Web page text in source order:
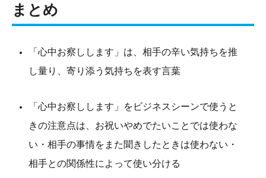
まとめ
「心中お察しします」は、相手の辛い気持ちを推
し量り、寄り添う気持ちを表す言葉
「心中お察しします」をビジネスシーンで使うと
きの注意点は、お祝いやめでたいことでは使わな
い・相手の事情をまた聞きしたときは使わない・
相手との関係性によって使い分ける